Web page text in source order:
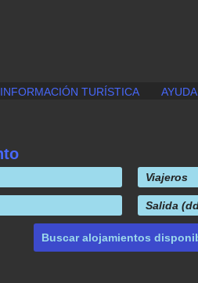
INFORMACIÓN TURÍSTICA AYUDA